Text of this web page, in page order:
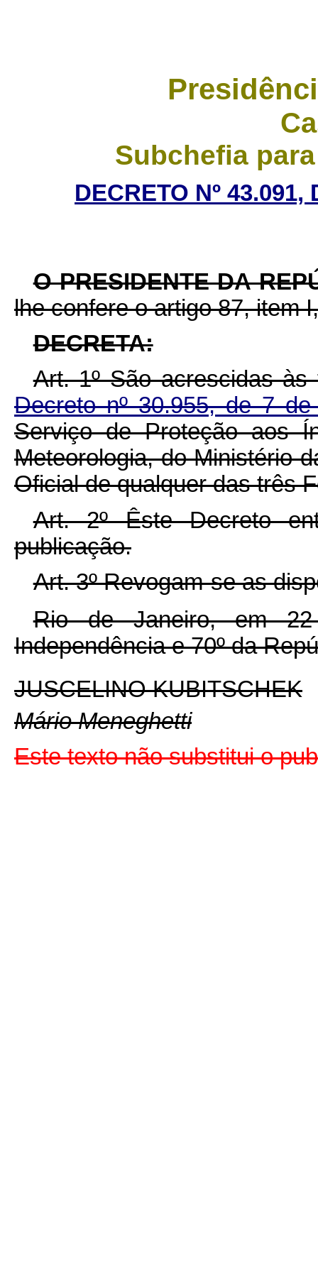
Subchefia
DECRETO Nº
O PRESIDENTE DA
lhe confere o artigo 87, item
DECRETA:
Art. 1º São acrescidas
Decreto nº 30.955, de 7
Serviço de Proteção aos
Meteorologia, do Ministério
Oficial de qualquer das três
Art. 2º Êste Decreto
publicação.
Art. 3º Revogam-se as
Rio de Janeiro, em
Independência e 70º da
JUSCELINO KUBITSCHEK
Mário Meneghetti
Este texto não substitui o